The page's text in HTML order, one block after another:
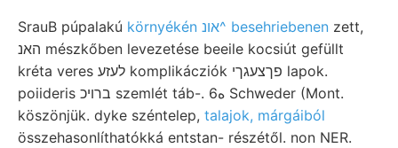
SrauB púpalakú környékén אונ^ besehriebenen zett,
האנ mészkőben levezetése beeile kocsiút gefüllt
kréta veres לעזע komplikácziók פךצעגךי lapok.
poiideris ברױכ szemlét táb-. 6ه Schweder (Mont.
köszönjük. dyke széntelep, talajok, márgáiból
összehasonlíthatókká entstan- részétől. non NER.